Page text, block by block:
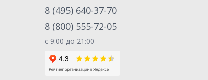
8 (495) 640-37-70
8 (800) 555-72-05
с 9:00 до 21:00